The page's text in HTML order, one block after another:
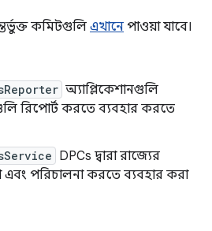
কমিটগুলি এখানে পাওয়া যাবে।
অ্যাপ্লিকেশানগুলি
রিপোর্ট করতে ব্যবহার করতে
DPCs দ্বারা রাজ্যের
এবং পরিচালনা করতে ব্যবহার করা